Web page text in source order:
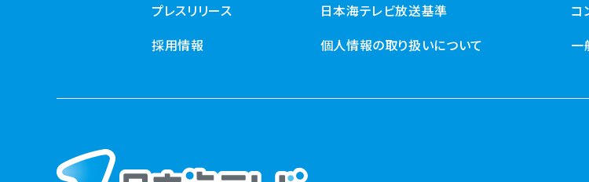
プレスリリース
採用情報
日本海テレビ放送基準
個人情報の取り扱いについて
コ
一